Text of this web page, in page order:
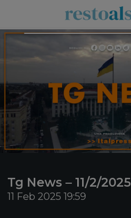
Tg News – 11/2/2025
11 Feb 2025 19:59